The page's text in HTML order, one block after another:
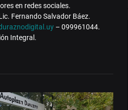
en redes sociales.
Fernando Salvador Báez.
– 099961044.
Integral.